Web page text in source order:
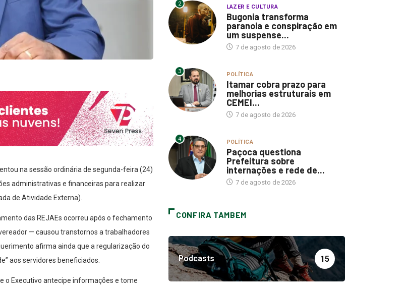
na sessão ordinária de segunda-feira (24)
administrativas e financeiras para realizar
de Atividade Externa).
das REJAEs ocorreu após o fechamento
— causou transtornos a trabalhadores
afirma ainda que a regularização do
aos servidores beneficiados.
o Executivo antecipe informações e tome
2 LAZER E CULTURA
Bugonia transforma
paranoia e conspiração em
um suspense...
7 de agosto de 2026
3 POLÍTICA
Itamar cobra prazo para
melhorias estruturais em
CEMEI...
7 de agosto de 2026
4 POLÍTICA
Paçoca questiona
Prefeitura sobre
internações e rede de...
7 de agosto de 2026
CONFIRA TAMBEM
Podcasts 15